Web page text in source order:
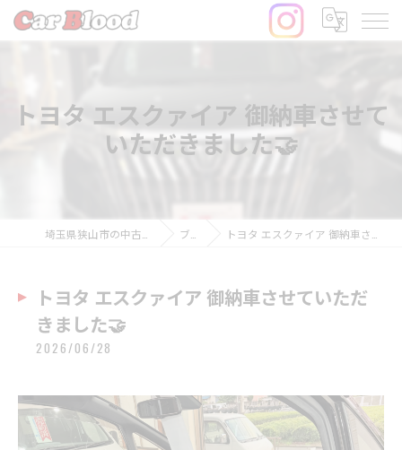
トヨタ エスクァイア 御納車させて
いただきました🤝
ブログ トヨタ エスクァイア 御納車させていただきました🤝
トヨタ エスクァイア 御納車させていただ
きました🤝
2026/06/28